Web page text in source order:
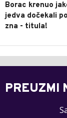
Borac krenuo
jedva dočekali
zna - titula!
PREUZMI